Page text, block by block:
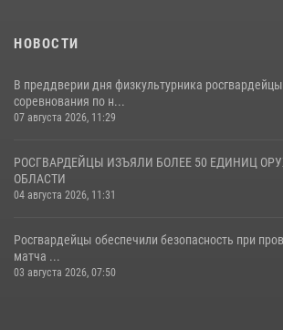
НОВОСТИ
В преддверии дня физкультурника
соревнования по н...
07 августа 2026, 11:29
РОСГВАРДЕЙЦЫ ИЗЪЯЛИ БОЛЕЕ 50 ЕДИНИЦ
ОБЛАСТИ
04 августа 2026, 11:31
Росгвардейцы обеспечили безопасность при
матча ...
03 августа 2026, 07:50